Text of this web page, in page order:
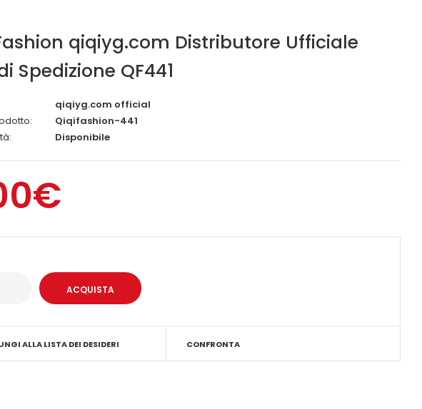
qiqiyg.com Distributore Ufficiale
Spedizione QF441
qiqiyg.com official
Qiqifashion-441
Disponibile
ALLA LISTA DEI DESIDERI CONFRONTA